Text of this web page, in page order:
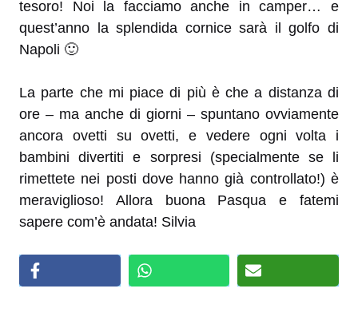
tesoro! Noi la facciamo anche in camper… e
quest’anno la splendida cornice sarà il golfo di
Napoli 🙂
La parte che mi piace di più è che a distanza di
ore – ma anche di giorni – spuntano ovviamente
ancora ovetti su ovetti, e vedere ogni volta i
bambini divertiti e sorpresi (specialmente se li
rimettete nei posti dove hanno già controllato!) è
meraviglioso! Allora buona Pasqua e fatemi
sapere com’è andata! Silvia